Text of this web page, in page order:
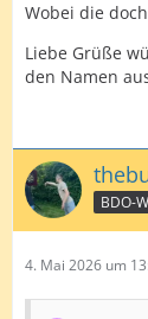
Wobei die
Liebe Grüße
den Namen
BDO-
4. Mai 2026 um